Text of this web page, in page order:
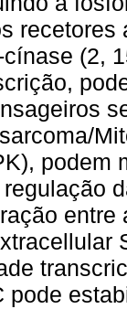
(2,
podem
pode